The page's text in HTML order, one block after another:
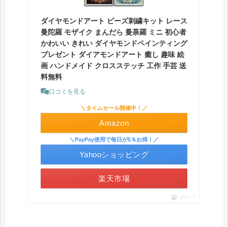
ダイヤモンドアート ビーズ刺繍キット レース
曼陀羅 モザイク まんだら 曼荼羅 ミニ 初心者
かわいい きれい ダイヤモンドペインティング
プレゼント ダイアモンドアート 癒し 趣味 絵
画 ハンドメイド クロスステッチ 工作 手芸 送
料無料
口コミを見る
＼タイムセール開催中！／
Amazon
楽天市場
＼PayPay使用で毎日が5％お得！／
Yahooショッピング
ポチップ